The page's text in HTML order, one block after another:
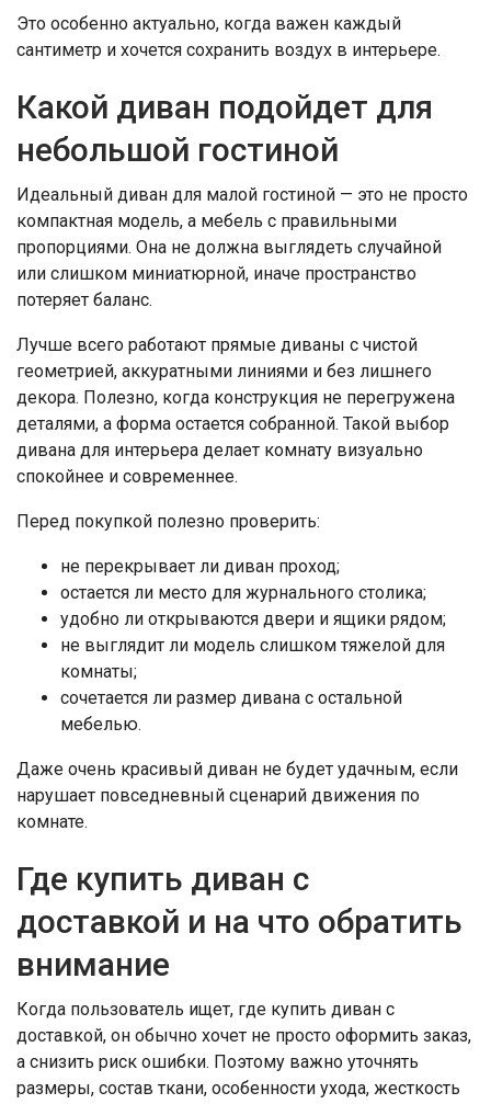
Это особенно актуально, когда важен каждый
сантиметр и хочется сохранить воздух в интерьере.
Какой диван подойдет для
небольшой гостиной
Идеальный диван для малой гостиной — это не просто
компактная модель, а мебель с правильными
пропорциями. Она не должна выглядеть случайной
или слишком миниатюрной, иначе пространство
потеряет баланс.
Лучше всего работают прямые диваны с чистой
геометрией, аккуратными линиями и без лишнего
декора. Полезно, когда конструкция не перегружена
деталями, а форма остается собранной. Такой выбор
дивана для интерьера делает комнату визуально
спокойнее и современнее.
Перед покупкой полезно проверить:
не перекрывает ли диван проход;
остается ли место для журнального столика;
удобно ли открываются двери и ящики рядом;
не выглядит ли модель слишком тяжелой для
комнаты;
сочетается ли размер дивана с остальной
мебелью.
Даже очень красивый диван не будет удачным, если
нарушает повседневный сценарий движения по
комнате.
Где купить диван с
доставкой и на что обратить
внимание
Когда пользователь ищет, где купить диван с
доставкой, он обычно хочет не просто оформить заказ,
а снизить риск ошибки. Поэтому важно уточнять
размеры, состав ткани, особенности ухода, жесткость